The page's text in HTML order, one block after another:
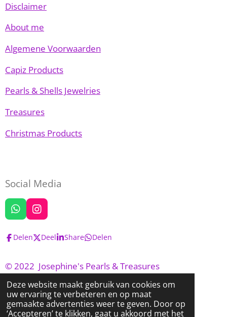
Deze website maakt gebruik van cookies om
uw ervaring te verbeteren en op maat
gemaakte advertenties weer te geven. Door op
‘Accepteren’ te klikken, gaat u akkoord met het
Disclaimer
About me
Algemene Voorwaarden
Capiz Products
Pearls & Shells Jewelries
Treasures
Christmas Products
Social Media
W
h
a
t
A
p
p
I
n
s
t
g
r
a
m
Delen Deel Share Delen
© 2022 Josephine's Pearls & Treasures
Powered by JouwWeb